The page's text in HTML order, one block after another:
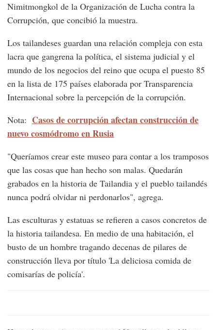
Nimitmongkol de la Organización de Lucha contra la
Corrupción, que concibió la muestra.
Los tailandeses guardan una relación compleja con esta
lacra que gangrena la política, el sistema judicial y el
mundo de los negocios del reino que ocupa el puesto 85
en la lista de 175 países elaborada por Transparencia
Internacional sobre la percepción de la corrupción.
Nota: Casos de corrupción afectan construcción de
nuevo cosmódromo en Rusia
"Queríamos crear este museo para contar a los tramposos
que las cosas que han hecho son malas. Quedarán
grabados en la historia de Tailandia y el pueblo tailandés
nunca podrá olvidar ni perdonarlos", agrega.
Las esculturas y estatuas se refieren a casos concretos de
la historia tailandesa. En medio de una habitación, el
busto de un hombre tragando decenas de pilares de
construcción lleva por título 'La deliciosa comida de
comisarías de policía'.